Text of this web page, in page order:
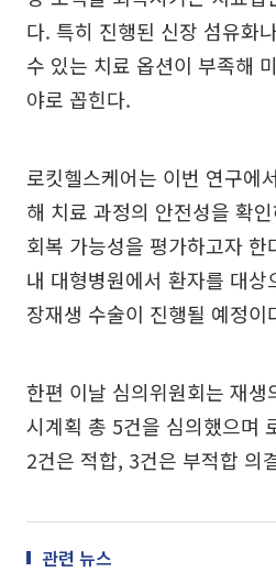
다. 특히 진행된 신장 섬유화
수 있는 치료 옵션이 부족해
야로 꼽힌다.
로킷헬스케어는 이번 연구에
해 치료 과정의 안전성을 확
회복 가능성을 평가하고자
내 대형병원에서 환자를 대상
장재생 수술이 진행될 예정이
한편 이날 심의위원회는 재생
시계획 총 5건을 심의했으며
2건은 적합, 3건은 부적합 의
관련 뉴스